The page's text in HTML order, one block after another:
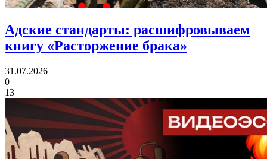
Адские стандарты: расшифровываем
книгу «Расторжение брака»
31.07.2026
0
13